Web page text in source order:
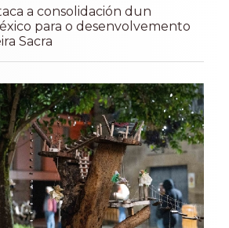
a consolidación dun
para o desenvolvemento
Sacra